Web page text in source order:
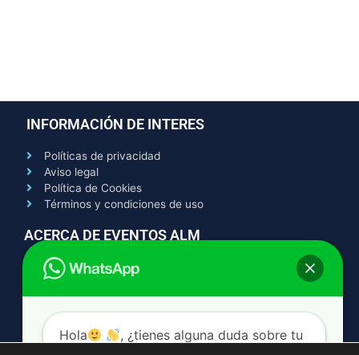
INFORMACIÓN DE INTERES
Políticas de privacidad
Aviso legal
Política de Cookies
Términos y condiciones de uso
ACERCA DE EVENTOS ALM
Contacto
Quienes somos
Trabaja con nosotros
AYUDAHola
, ¿tienes alguna duda sobre tu